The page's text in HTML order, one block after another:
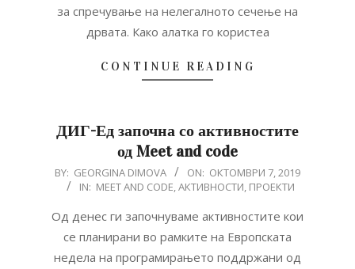
за спречување на нелегалното сечење на
дрвата. Како алатка го користеа
CONTINUE READING
ДИГ-Ед започна со активностите
од Meet and code
2019-
07
BY: GEORGINA DIMOVA ON: ОКТОМВРИ 7, 2019
IN: MEET AND CODE,АКТИВНОСТИ, ПРОЕКТИ
Од денес ги започнуваме активностите кои
се планирани во рамките на Европската
недела на програмирањето поддржани од